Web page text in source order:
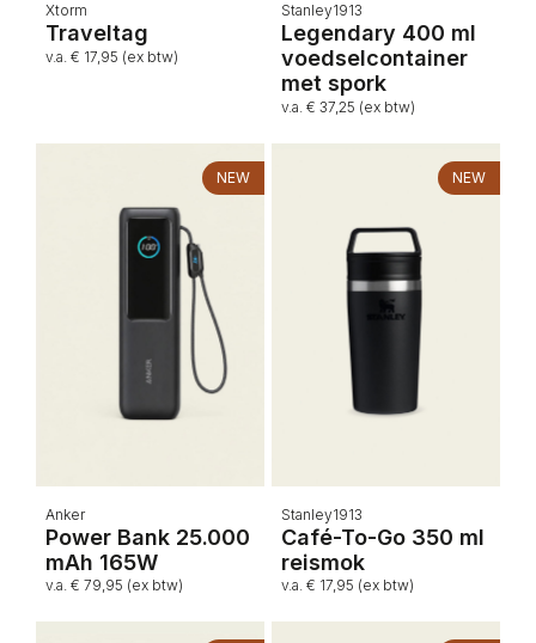
Xtorm
Traveltag
v.a. € 17,95 (ex btw)
Stanley1913
Legendary 400 ml
voedselcontainer
met spork
v.a. € 37,25 (ex btw)
NEW
Anker
Power Bank 25.000
mAh 165W
v.a. € 79,95 (ex btw)
NEW
Stanley1913
Café-To-Go 350 ml
reismok
v.a. € 17,95 (ex btw)